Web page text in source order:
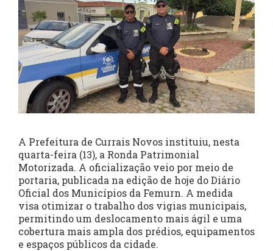
A Prefeitura de Currais Novos instituiu, nesta
quarta-feira (13), a Ronda Patrimonial
Motorizada. A oficialização veio por meio de
portaria, publicada na edição de hoje do Diário
Oficial dos Municípios da Femurn. A medida
visa otimizar o trabalho dos vigias municipais,
permitindo um deslocamento mais ágil e uma
cobertura mais ampla dos prédios, equipamentos
e espaços públicos da cidade.